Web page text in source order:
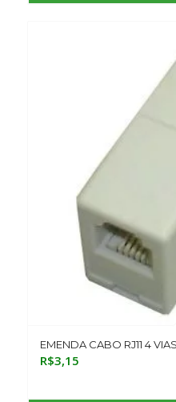
EMENDA CABO RJ11 4
R$3,15